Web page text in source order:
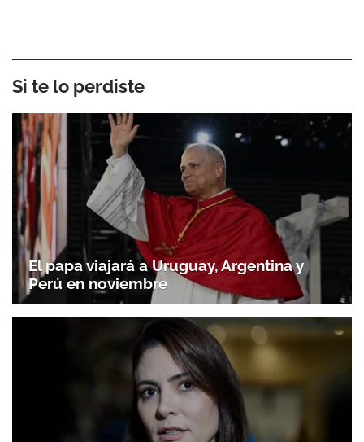
Si te lo perdiste
El papa viajará a Uruguay, Argentina y
Perú en noviembre